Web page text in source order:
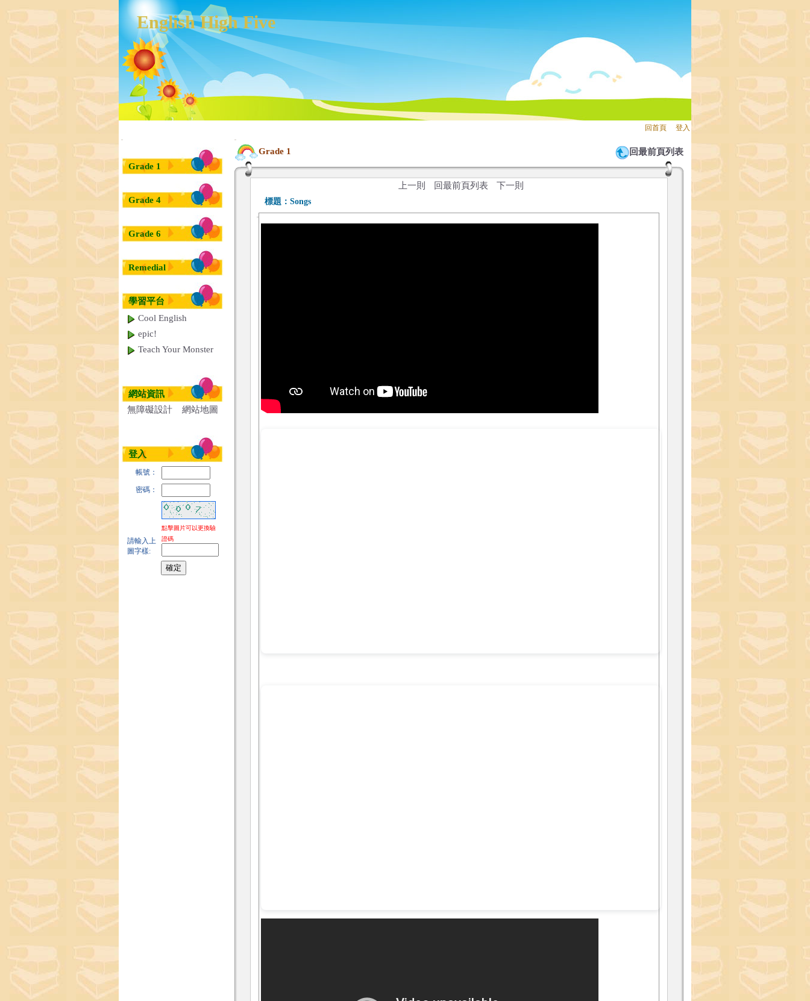
English High Five
回首頁 登入
:::
Grade 1
Grade 4
Grade 6
Remedial
學習平台
Cool English
epic!
Teach Your Monster
網站資訊
無障礙設計
網站地圖
登入
帳號：
密碼：
請輸入上
圖字樣:
點擊圖片可以更換驗
證碼
:::
Grade 1 回最前頁列表
上一則 回最前頁列表 下一則
標題： Songs